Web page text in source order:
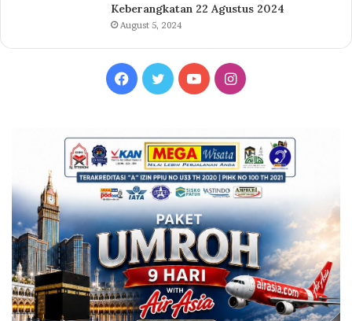
Keberangkatan 22 Agustus 2024
August 5, 2024
Facebook
TwitterYouTubeInstagram